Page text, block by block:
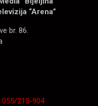
“Arena”
br. 86.
055/215-904